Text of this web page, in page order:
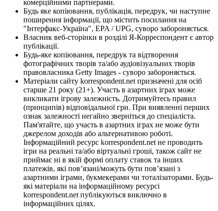
комерційними партнерами.
Будь яке копіювання, публікація, передрук, чи наступне
поширення інформації, що містить посилання на
"Інтерфакс-Україна", EPA / UPG, суворо забороняється.
Власник веб-сторінки в розділі Я-Корреспондент є автор
публікації.
Будь-яке копіювання, передрук та відтворення
фотографічних творів та/або аудіовізуальних творів
правовласника Getty Images - суворо забороняється.
Матеріали сайту korrespondent.net призначені для осіб
старше 21 року (21+). Участь в азартних іграх може
викликати ігрову залежність. Дотримуйтесь правил
(принципів) відповідальної гри. При виявленні перших
ознак залежності негайно зверніться до спеціаліста.
Пам'ятайте, що участь в азартних іграх не може бути
джерелом доходів або альтернативою роботі.
Інформаційний ресурс korrespondent.net не проводить
ігри на реальні та/або віртуальні гроші, також сайт не
приймає ні в якій формі оплату ставок та інших
платежів, які пов’язані/можуть бути пов’язані з
азартними іграми, букмекерами чи тоталізаторами. Будь-
які матеріали на інформаційному ресурсі
korrespondent.net публікуються виключно в
інформаційних цілях.